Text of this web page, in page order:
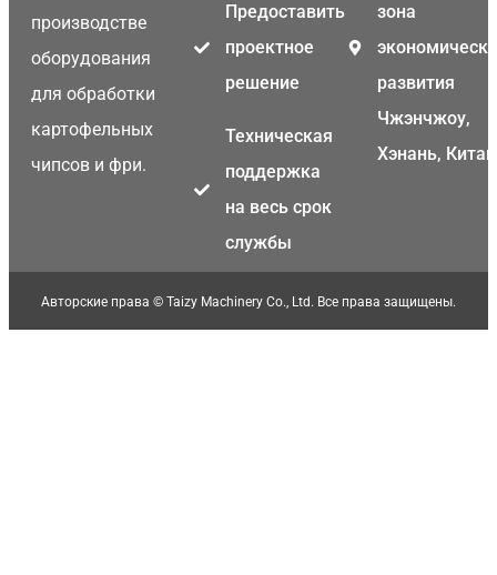
производстве
оборудования
для обработки
картофельных
чипсов и фри.
Предоставить
проектное
решение
Техническая
поддержка
на весь срок
службы
зона
развития
Чжэнчжоу,
Хэнань,
Авторские права © Taizy Machinery Co., Ltd. Все права защищены.